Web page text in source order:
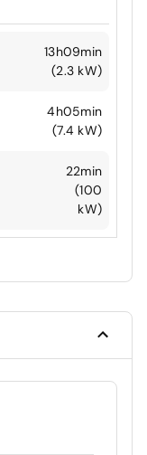
13h09min
(2.3 kW)
4h05min
(7.4 kW)
22min
(100
kW)